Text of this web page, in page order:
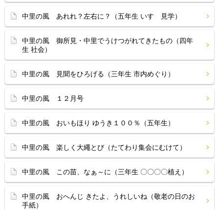
中里の風 あれれ？左右に？（五年生 いすゞ見学）
中里の風 御所見・中里でうけつがれてきたもの（四年
生 社会）
中里の風 見聞をひろげる（三年生 市内めぐり）
中里の風 １２月号
中里の風 おいもほり ゆうき１００％（五年生）
中里の風 楽しく大繩とび（たてわり集会にむけて）
中里の風 この苗、なぁ～に（三年生 〇〇〇〇植え）
中里の風 おへんじ きたよ、うれしいね（敬老の日のお
手紙）